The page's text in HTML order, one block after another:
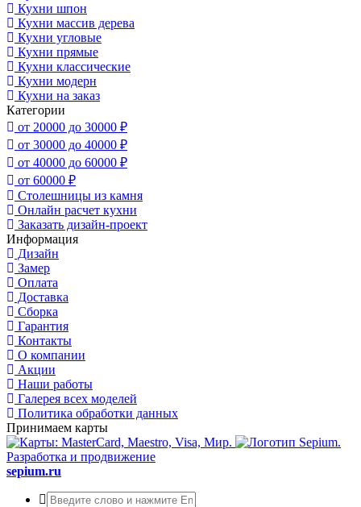
Кухни шпон
Кухни массив дерева
Кухни угловые
Кухни прямые
Кухни классические
Кухни модерн
Кухни на заказ
Категории
от 20000 до 30000 ₽
от 30000 до 40000 ₽
от 40000 до 60000 ₽
от 60000 ₽
Столешницы из камня
Онлайн расчет кухни
Заказать дизайн-проект
Информация
Дизайн
Замер
Оплата
Доставка
Сборка
Гарантия
Контакты
О компании
Акции
Наши работы
Галерея всех моделей
Политика обработки данных
Принимаем карты
Разработка и продвижение
sepium.ru